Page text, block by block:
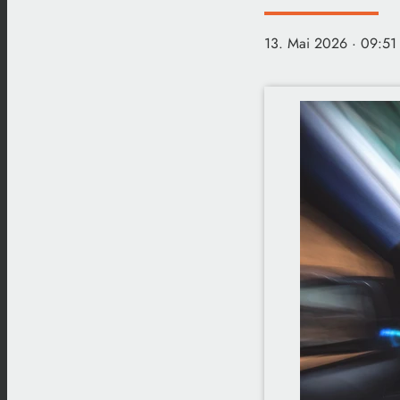
13. Mai 2026 ·